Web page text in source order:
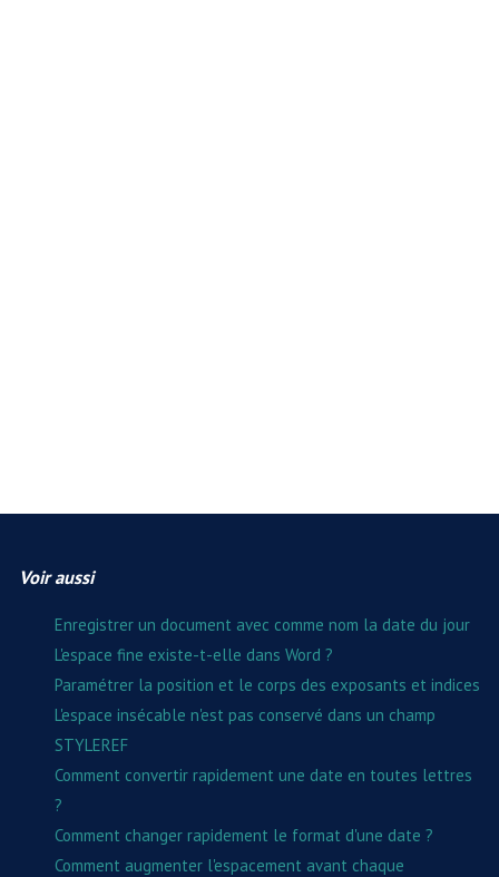
Voir aussi
Enregistrer un document avec comme nom la date du jour
L'espace fine existe-t-elle dans Word ?
Paramétrer la position et le corps des exposants et indices
L'espace insécable n'est pas conservé dans un champ
STYLEREF
Comment convertir rapidement une date en toutes lettres
?
Comment changer rapidement le format d'une date ?
Comment augmenter l'espacement avant chaque